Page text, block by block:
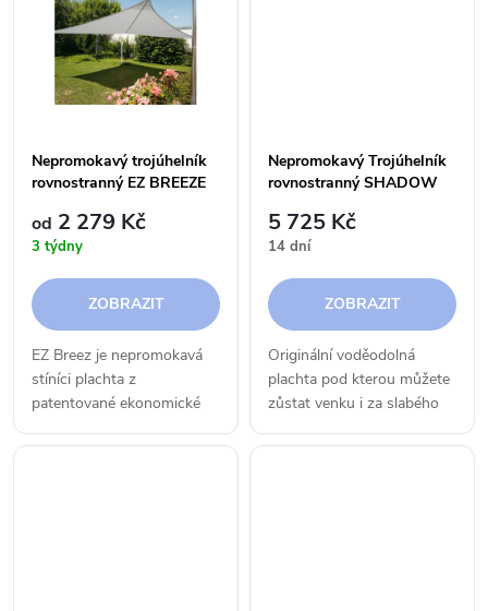
Nepromokavý trojúhelník
rovnostranný EZ BREEZE
od 2 279 Kč
3 týdny
ZOBRAZIT
EZ Breez je nepromokavá
stíníci plachta z
patentované ekonomické
v obytných a komerčních
Nepromokavý Trojúhelník
rovnostranný SHADOW
5 725 Kč
14 dní
ZOBRAZIT
Originální voděodolná
plachta pod kterou můžete
zůstat venku i za slabého